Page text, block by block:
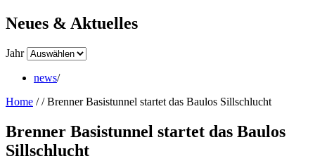
Neues & Aktuelles
Jahr
news/
Home //Brenner Basistunnel startet das Baulos Sillschlucht
Brenner Basistunnel startet das Baulos
Sillschlucht